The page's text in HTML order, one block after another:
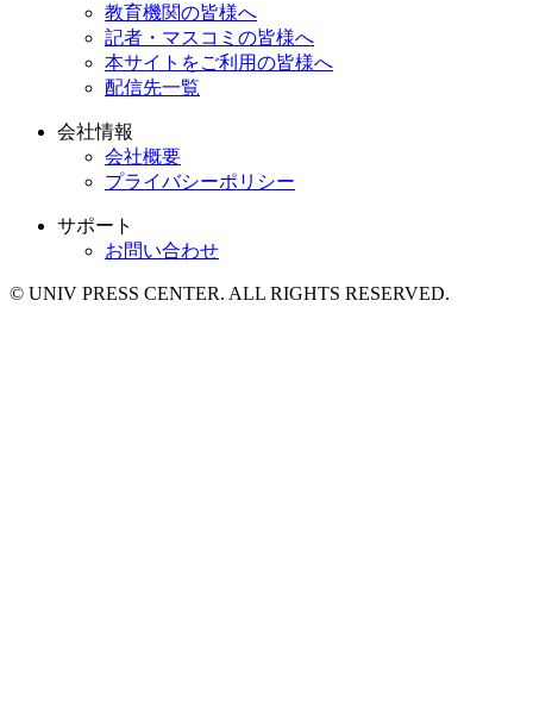
教育機関の皆様へ
記者・マスコミの皆様へ
本サイトをご利用の皆様へ
配信先一覧
会社情報
会社概要
プライバシーポリシー
サポート
お問い合わせ
© UNIV PRESS CENTER. ALL RIGHTS RESERVED.